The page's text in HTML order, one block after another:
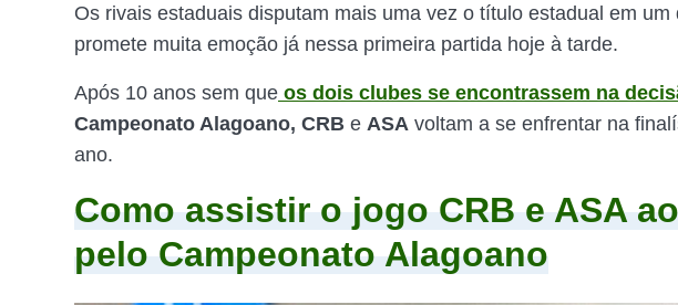
Os rivais estaduais disputam mais uma vez o título estadual em um
promete muita emoção já nessa primeira partida hoje à tarde.
Após 10 anos sem que os dois clubes se encontrassem na
Campeonato Alagoano, CRB e ASA voltam a se enfrentar na
ano.
Como assistir o jogo CRB e ASA
pelo Campeonato Alagoano